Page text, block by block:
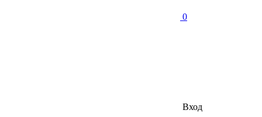
0
Вход